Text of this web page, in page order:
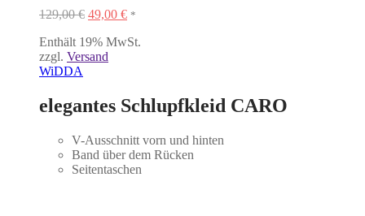
129,00€ Ursprünglicher
war:
129,00 €
49,00 €Aktueller
ist:
*
Enthält 19% MwSt.
zzgl. Versand
WiDDA
elegantes Schlupfkleid CARO
V-Ausschnitt vorn und hinten
Band über dem Rücken
Seitentaschen